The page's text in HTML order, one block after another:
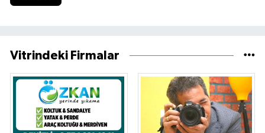
Vitrindeki Firmalar